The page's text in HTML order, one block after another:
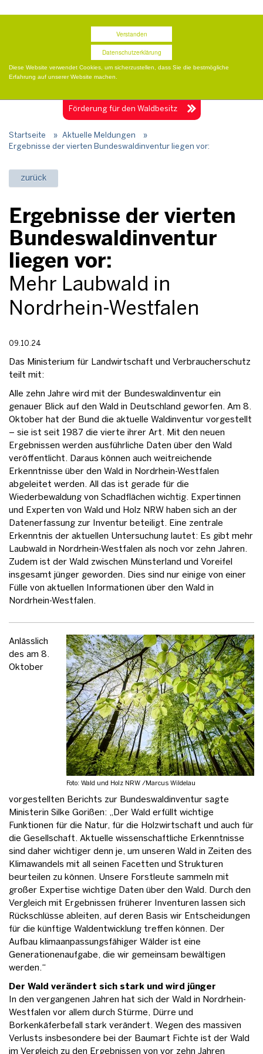
Verstanden
Datenschutzerklärung
Diese Website verwendet Cookies, um sicherzustellen, dass Sie die bestmögliche
Erfahrung auf unserer Website machen.
Förderung fürden Waldbesitz
Startseite » Aktuelle Meldungen
»
Ergebnisse der vierten Bundeswaldinventur liegen vor:
zurück
Ergebnisse der vierten
Bundeswaldinventur
liegen vor:
Mehr Laubwald in
Nordrhein-Westfalen
09.10.24
Das Ministerium für Landwirtschaft und Verbraucherschutz
teilt mit:
Alle zehn Jahre wird mit der Bundeswaldinventur ein
genauer Blick auf den Wald in Deutschland geworfen. Am 8.
Oktober hat der Bund die aktuelle Waldinventur vorgestellt
– sie ist seit 1987 die vierte ihrer Art. Mit den neuen
Ergebnissen werden ausführliche Daten über den Wald
veröffentlicht. Daraus können auch weitreichende
Erkenntnisse über den Wald in Nordrhein-Westfalen
abgeleitet werden. All das ist gerade für die
Wiederbewaldung von Schadflächen wichtig. Expertinnen
und Experten von Wald und Holz NRW haben sich an der
Datenerfassung zur Inventur beteiligt. Eine zentrale
Erkenntnis der aktuellen Untersuchung lautet: Es gibt mehr
Laubwald in Nordrhein-Westfalen als noch vor zehn Jahren.
Zudem ist der Wald zwischen Münsterland und Voreifel
insgesamt jünger geworden. Dies sind nur einige von einer
Fülle von aktuellen Informationen über den Wald in
Nordrhein-Westfalen.
Foto: Wald und Holz NRW /Marcus Wildelau
Anlässlich
des am 8.
Oktober
vorgestellten Berichts zur Bundeswaldinventur sagte
Ministerin Silke Gorißen: „Der Wald erfüllt wichtige
Funktionen für die Natur, für die Holzwirtschaft und auch für
die Gesellschaft. Aktuelle wissenschaftliche Erkenntnisse
sind daher wichtiger denn je, um unseren Wald in Zeiten des
Klimawandels mit all seinen Facetten und Strukturen
beurteilen zu können. Unsere Forstleute sammeln mit
großer Expertise wichtige Daten über den Wald. Durch den
Vergleich mit Ergebnissen früherer Inventuren lassen sich
Rückschlüsse ableiten, auf deren Basis wir Entscheidungen
für die künftige Waldentwicklung treffen können. Der
Aufbau klimaanpassungsfähiger Wälder ist eine
Generationenaufgabe, die wir gemeinsam bewältigen
werden.“
Der Wald verändert sich stark und wird jünger
In den vergangenen Jahren hat sich der Wald in Nordrhein-
Westfalen vor allem durch Stürme, Dürre und
Borkenkäferbefall stark verändert. Wegen des massiven
Verlusts insbesondere bei der Baumart Fichte ist der Wald
im Vergleich zu den Ergebnissen von vor zehn Jahren